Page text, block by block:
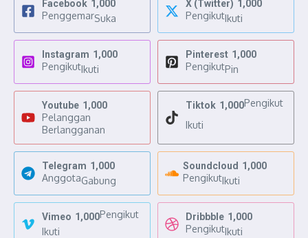
Facebook 1,000
PenggemarSuka
X (Twitter) 1,000
PengikutIkuti
Instagram 1,000
PengikutIkuti
Pinterest 1,000
PengikutPin
Youtube 1,000
Pelanggan
Berlangganan
Tiktok 1,000Pengikut
Ikuti
Telegram 1,000
AnggotaGabung
Soundcloud 1,000
PengikutIkuti
Vimeo 1,000Pengikut
Ikuti
Dribbble 1,000
PengikutIkuti